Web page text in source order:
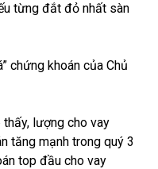
từng đắt đỏ nhất sàn
chứng khoán của Chủ
lượng cho vay
tăng mạnh trong quý 3
top đầu cho vay